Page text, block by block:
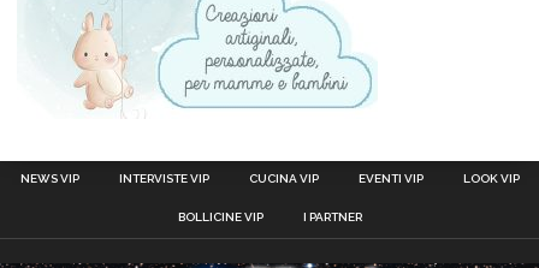
NEWS VIP INTERVISTE VIP CUCINA VIP EVENTI VIP LOOK VIP
BOLLICINE VIP I PARTNER